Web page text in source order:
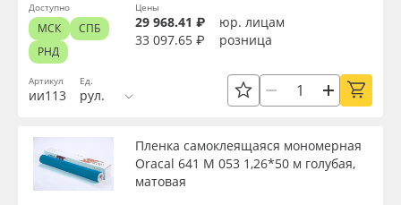
Артикул
ии113
Ед.
рул.
Цены
29 968.41 ₽
юр. лицам
33 097.65 ₽
розница
Доступно
МСК
СПБ
РНД
Пленка самоклеящаяся мономерная
Oracal 641 M 053 1,26*50 м голубая,
матовая